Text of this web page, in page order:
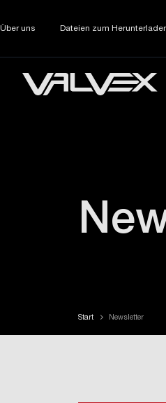
Über uns Dateien zum
Start Newsletter